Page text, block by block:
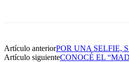
Artículo anteriorPOR UNA SELFIE,
Artículo siguienteCONOCÉ EL